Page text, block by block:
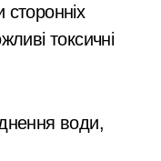
токсичні